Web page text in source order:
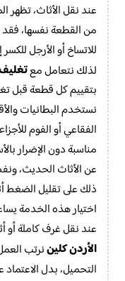
عند نقل الأثاث، تظهر
من القطعة نفسها،
للاتساخ أو الأرجل
لذلك نتعامل مع
بتقييم كل قطعة قبل
نستخدم البطانيات
الفقاعي أو الفوم
مناسبة دون الإضرار
عن الأثاث الحديث،
ذلك على تقليل الضغط
اختيار هذه الخدمة
عند نقل غرف كاملة أو
الأردن كليننرتب
التحميل، بدل